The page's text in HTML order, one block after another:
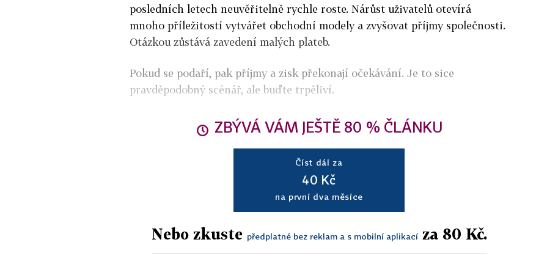
posledních letech neuvěřitelně rychle roste. Nárůst uživatelů otevírá
mnoho příležitostí vytvářet obchodní modely a zvyšovat příjmy společnosti.
Otázkou zůstává zavedení malých plateb.
Pokud se podaří, pak příjmy a zisk překonají očekávání. Je to sice
pravděpodobný scénář, ale buďte trpěliví.
ZBÝVÁ VÁM JEŠTĚ 80 % ČLÁNKU
Číst dál za
40 Kč
na první dva měsíce
Nebo zkuste předplatné bez reklam a s mobilní aplikacíza 80 Kč.